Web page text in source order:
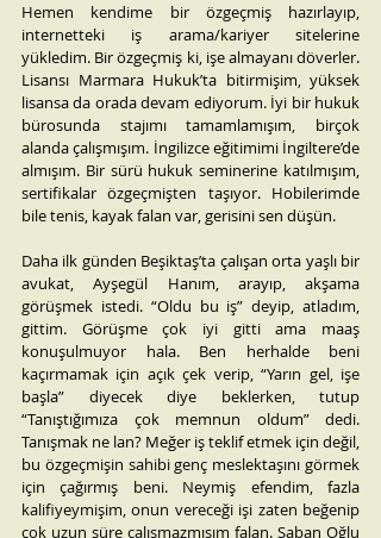
Hemen kendime bir özgeçmiş hazırlayıp,
internetteki iş arama/kariyer sitelerine
yükledim. Bir özgeçmiş ki, işe almayanı döverler.
Lisansı Marmara Hukuk’ta bitirmişim, yüksek
lisansa da orada devam ediyorum. İyi bir hukuk
bürosunda stajımı tamamlamışım, birçok
alanda çalışmışım. İngilizce eğitimimi İngiltere’de
almışım. Bir sürü hukuk seminerine katılmışım,
sertifikalar özgeçmişten taşıyor. Hobilerimde
bile tenis, kayak falan var, gerisini sen düşün.
Daha ilk günden Beşiktaş’ta çalışan orta yaşlı bir
avukat, Ayşegül Hanım, arayıp, akşama
görüşmek istedi. “Oldu bu iş” deyip, atladım,
gittim. Görüşme çok iyi gitti ama maaş
konuşulmuyor hala. Ben herhalde beni
kaçırmamak için açık çek verip, “Yarın gel, işe
başla” diyecek diye beklerken, tutup
“Tanıştığımıza çok memnun oldum” dedi.
Tanışmak ne lan? Meğer iş teklif etmek için değil,
bu özgeçmişin sahibi genç meslektaşını görmek
için çağırmış beni. Neymiş efendim, fazla
kalifiyeymişim, onun vereceği işi zaten beğenip
çok uzun süre çalışmazmışım falan. Şaban Oğlu